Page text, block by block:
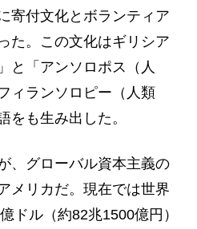
寄付文化とボランティア
た。この文化はギリシア
と「アンソロポス（人
ィランソロピー（人類
をも生み出した。
、グローバル資本主義の
メリカだ。現在では世界
ドル（約82兆1500億円）